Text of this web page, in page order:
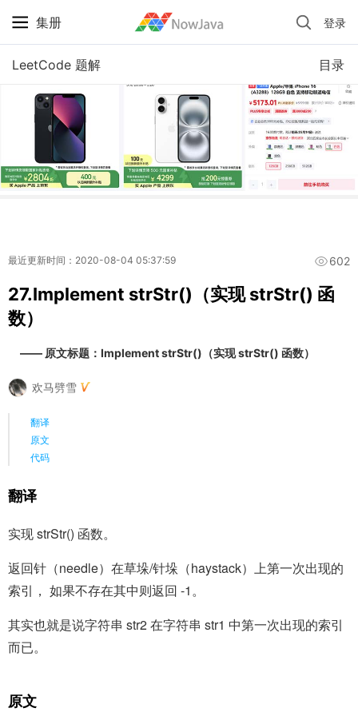
集册 登录
目录
LeetCode 题解iPhone 京东自营 + 国补 / 历史最低价
最近更新时间：2020-08-04 05:37:59 602
27.Implement strStr()（实现 strStr() 函
数）
—— 原文标题：Implement strStr()（实现 strStr() 函数）
欢马劈雪
翻译
原文
代码
翻译
实现 strStr() 函数。
返回针（needle）在草垛/针垛（haystack）上第一次出现的
索引， 如果不存在其中则返回 -1。
其实也就是说字符串 str2 在字符串 str1 中第一次出现的索引
而已。
原文